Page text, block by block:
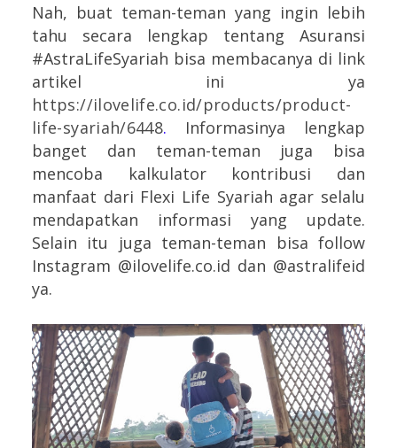
Nah, buat teman-teman yang ingin lebih
tahu secara lengkap tentang Asuransi
#AstraLifeSyariah bisa membacanya di link
artikel ini ya
https://ilovelife.co.id/products/product-
life-syariah/6448. Informasinya lengkap
banget dan teman-teman juga bisa
mencoba kalkulator kontribusi dan
manfaat dari Flexi Life Syariah agar selalu
mendapatkan informasi yang update.
Selain itu juga teman-teman bisa follow
Instagram @ilovelife.co.id dan @astralifeid
ya.